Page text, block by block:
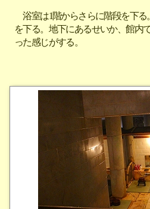
浴室は1階からさらに階段を下る
を下る。地下にあるせいか、館内
った感じがする。